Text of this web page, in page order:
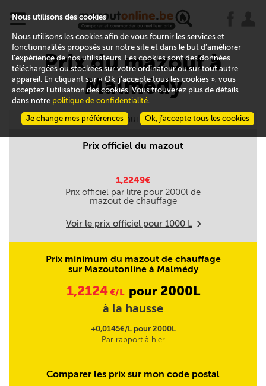
x
Prix du mazout à
Malmédy
Aujourd'hui le 07/08
Prix officiel du mazout
1,2249€
Prix officiel par litre pour 2000l de
mazout de chauffage
Voir le prix officiel pour 1000 L m
Prix minimum du mazout de chauffage
sur Mazoutonline à Malmédy
1,2124€/L pour 2000L
à la hausse
+0,0145€/L pour 2000L
Par rapport à hier
Comparer les prix sur mon code postal
Nous utilisons des cookies
Nous utilisons les cookies afin de vous fournir les services et
fonctionnalités proposés sur notre site et dans le but d’améliorer
l’expérience de nos utilisateurs. Les cookies sont des données
téléchargées ou stockées sur votre ordinateur ou sur tout autre
appareil. En cliquant sur « Ok, j’accepte tous les cookies », vous
acceptez l’utilisation des cookies. Vous trouverez plus de détails
dans notre politique de confidentialité.
Ok, j’accepte tous les cookies
Je change mes préférences